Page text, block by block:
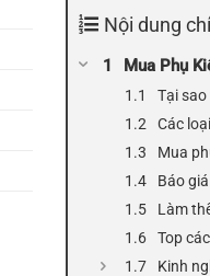
Nội dung
Mua Phụ
Tại
Các
Mua
Báo
Làm
Top
Kinh